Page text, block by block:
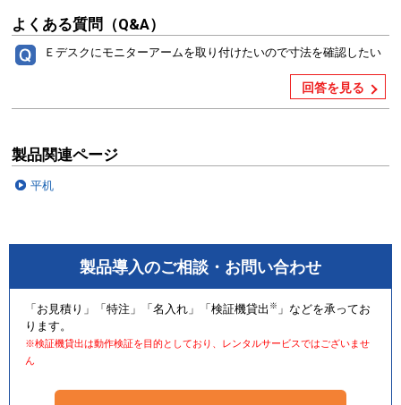
よくある質問（Q&A）
Ｅデスクにモニターアームを取り付けたいので寸法を確認したい
回答を見る
製品関連ページ
平机
製品導入のご相談・お問い合わせ
「お見積り」「特注」「名入れ」「検証機貸出 ※ 」などを承ってお
ります。
※検証機貸出は動作検証を目的としており、レンタルサービスではございませ
ん